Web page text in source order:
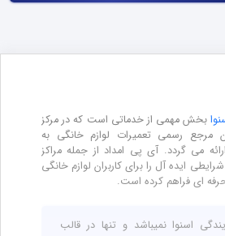
بخش مهمی از خدماتی است که در مرکز
مرجع رسمی تعمیرات لوازم خانگی به
می گردد. آی پی امداد از جمله مراکز
ایده آل را برای کاربران لوازم خانگی
ای فراهم کرده است.
اسنوا نمیباشد و تنها در قالب